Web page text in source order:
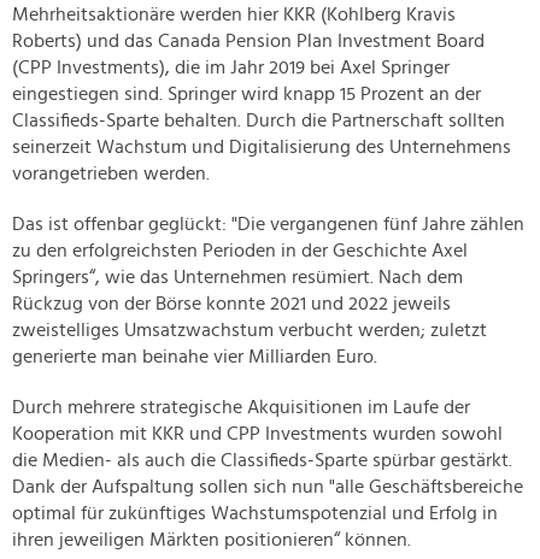
Mehrheitsaktionäre werden hier KKR (Kohlberg Kravis
Roberts) und das Canada Pension Plan Investment Board
(CPP Investments), die im Jahr 2019 bei Axel Springer
eingestiegen sind. Springer wird knapp 15 Prozent an der
Classifieds-Sparte behalten. Durch die Partnerschaft sollten
seinerzeit Wachstum und Digitalisierung des Unternehmens
vorangetrieben werden.
Das ist offenbar geglückt: "Die vergangenen fünf Jahre zählen
zu den erfolgreichsten Perioden in der Geschichte Axel
Springers“, wie das Unternehmen resümiert. Nach dem
Rückzug von der Börse konnte 2021 und 2022 jeweils
zweistelliges Umsatzwachstum verbucht werden; zuletzt
generierte man beinahe vier Milliarden Euro.
Durch mehrere strategische Akquisitionen im Laufe der
Kooperation mit KKR und CPP Investments wurden sowohl
die Medien- als auch die Classifieds-Sparte spürbar gestärkt.
Dank der Aufspaltung sollen sich nun "alle Geschäftsbereiche
optimal für zukünftiges Wachstumspotenzial und Erfolg in
ihren jeweiligen Märkten positionieren“ können.